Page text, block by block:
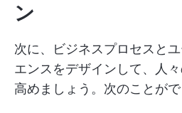
ン
次に、ビジネスプロセスと
エンスをデザインして、人
高めましょう。次のことがで